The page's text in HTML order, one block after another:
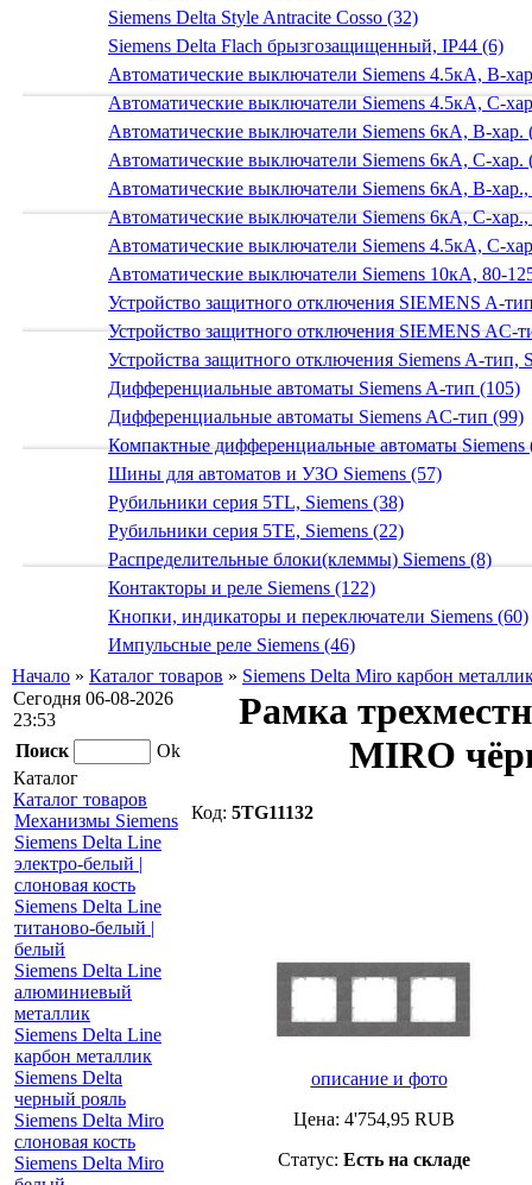
Siemens Delta Style Antracite Cosso (32)
Siemens Delta Flach брызгозащищенный, IP44 (6)
Автоматические выключатели Siemens 4.5кА, B-
Автоматические выключатели Siemens 4.5кА, C-
Автоматические выключатели Siemens 6кА, B-хар.
Автоматические выключатели Siemens 6кА, С-хар.
Автоматические выключатели Siemens 6кА, B-
Автоматические выключатели Siemens 6кА, C-
Автоматические выключатели Siemens 4.5кА, C-
Автоматические выключатели Siemens 10кА, 80-
Устройство защитного отключения SIEMENS A-
Устройство защитного отключения SIEMENS AС-
Устройства защитного отключения Siemens A-тип,
Дифференциальные автоматы Siemens A-тип (105)
Дифференциальные автоматы Siemens AС-тип (99)
Компактные дифференциальные автоматы Siemens
Шины для автоматов и УЗО Siemens (57)
Рубильники серия 5TL, Siemens (38)
Рубильники серия 5TE, Siemens (22)
Распределительные блоки(клеммы) Siemens (8)
Контакторы и реле Siemens (122)
Кнопки, индикаторы и переключатели Siemens (60)
Импульсные реле Siemens (46)
Начало » Каталог товаров » Siemens Delta Miro карбон
Сегодня 06-08-2026
23:53
Поиск
Ok
Каталог
Каталог товаров
Механизмы Siemens
Siemens Delta Line
электро-белый |
слоновая кость
Siemens Delta Line
титаново-белый |
белый
Siemens Delta Line
алюминиевый
металлик
Siemens Delta Line
карбон металлик
Siemens Delta
черный рояль
Siemens Delta Miro
слоновая кость
Siemens Delta Miro
Рамка
MIRO
Код: 5TG11132
описание и фото
Цена: 4'754,95RUB
Статус: Есть на складе